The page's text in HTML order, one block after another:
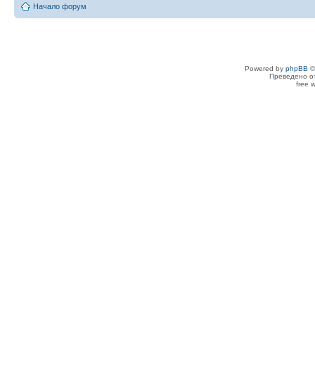
Начало форум
Powered by phpBB
Преведено
free